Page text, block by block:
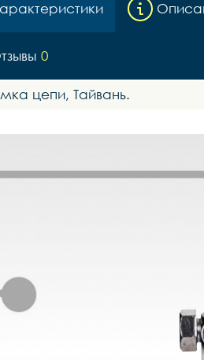
0
цепи, Тайвань.